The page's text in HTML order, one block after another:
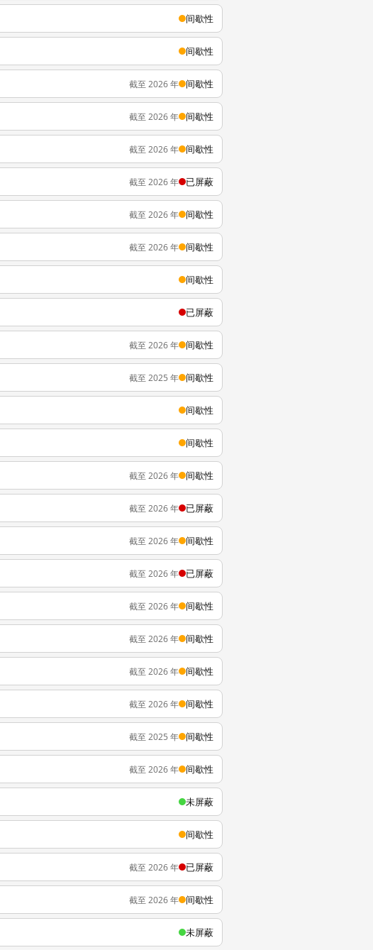
间歇性
间歇性
截至 2026 年 间歇性
截至 2026 年 间歇性
截至 2026 年 间歇性
截至 2026 年 已屏蔽
截至 2026 年 间歇性
截至 2026 年 间歇性
间歇性
已屏蔽
截至 2026 年 间歇性
截至 2025 年 间歇性
间歇性
间歇性
截至 2026 年 间歇性
截至 2026 年 已屏蔽
截至 2026 年 间歇性
截至 2026 年 已屏蔽
截至 2026 年 间歇性
截至 2026 年 间歇性
截至 2026 年 间歇性
截至 2026 年 间歇性
截至 2025 年 间歇性
截至 2026 年 间歇性
未屏蔽
间歇性
截至 2026 年 已屏蔽
截至 2026 年 间歇性
未屏蔽